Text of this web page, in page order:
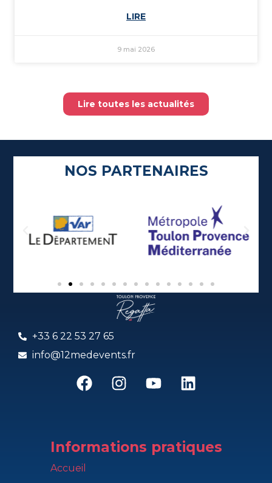
LIRE
9 mai 2026
Lire toutes les actualités
NOS PARTENAIRES
+33 6 22 53 27 65
info@12medevents.fr
Accueil
Informations pratiques